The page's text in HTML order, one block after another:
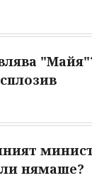
нямаше?